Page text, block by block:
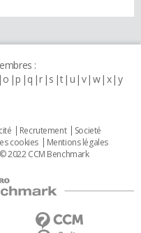
:
o p q r s t u v w x y
Recrutement
Societé
cookies
Mentions légales
© 2022 CCM Benchmark